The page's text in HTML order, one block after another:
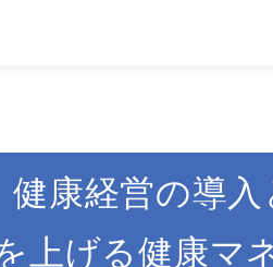
康経営の導入
上げる健康マ